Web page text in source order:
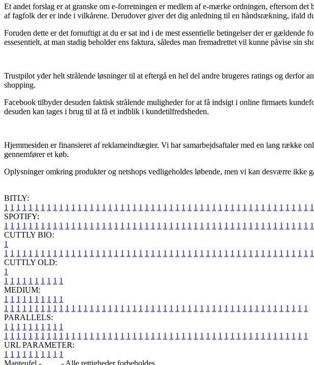
Et andet forslag er at granske om e-forretningen er medlem af e-mærke ordningen, eftersom
af fagfolk der er inde i vilkårene. Derudover giver det dig anledning til en håndsrækning, ifald
Foruden dette er det fornuftigt at du er sat ind i de mest essentielle betingelser der er
essesentielt, at man stadig beholder ens faktura, således man fremadrettet vil kunne påvise
Trustpilot yder helt strålende løsninger til at eftergå en hel del andre brugeres ratings og
shopping.
Facebook tilbyder desuden faktisk strålende muligheder for at få indsigt i online firmaets
desuden kan tages i brug til at få et indblik i kundetilfredsheden.
Hjemmesiden er finansieret af reklameindtægter. Vi har samarbejdsaftaler med en lang række
gennemfører et køb.
Oplysninger omkring produkter og netshops vedligeholdes løbende, men vi kan desværre ikke
BITLY:
1 1 1 1 1 1 1 1 1 1 1 1 1 1 1 1 1 1 1 1 1 1 1 1 1 1 1 1 1 1 1 1 1 1 1 1 1 1 1 1 1 1 1 1 1 1 1 1 1 1 1
SPOTIFY:
1 1 1 1 1 1 1 1 1 1 1 1 1 1 1 1 1 1 1 1 1 1 1 1 1 1 1 1 1 1 1 1 1 1 1 1 1 1 1 1 1 1 1 1 1 1 1 1 1 1 1
CUTTLY BIO:
1
1 1 1 1 1 1 1 1 1 1 1 1 1 1 1 1 1 1 1 1 1 1 1 1 1 1 1 1 1 1 1 1 1 1 1 1 1 1 1 1 1 1 1 1 1 1 1 1 1 1 1
CUTTLY OLD:
1
1 1 1 1 1 1 1 1 1 1
MEDIUM:
1 1 1 1 1 1 1 1 1 1
1 1 1 1 1 1 1 1 1 1 1 1 1 1 1 1 1 1 1 1 1 1 1 1 1 1 1 1 1 1 1 1 1 1 1 1 1 1 1 1 1 1 1 1 1 1 1 1 1 1
PARALLELS:
1 1 1 1 1 1 1 1 1 1
1 1 1 1 1 1 1 1 1 1 1 1 1 1 1 1 1 1 1 1 1 1 1 1 1 1 1 1 1 1 1 1 1 1 1 1 1 1 1 1 1 1 1 1 1 1 1 1 1 1
URL PARAMETER:
1 1 1 1 1 1 1 1 1 1
Manteufel -
- Alle rettigheder forbeholdes